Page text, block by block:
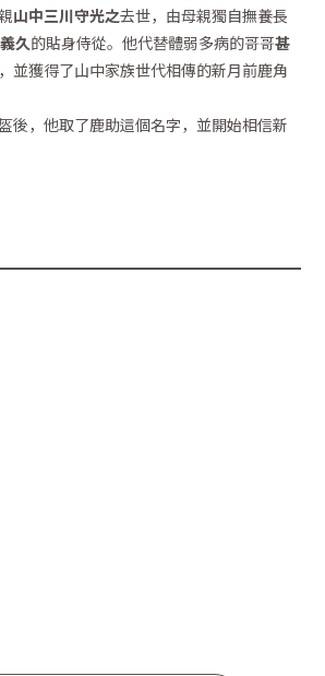
山中三川守光之去世，由母親獨自撫養長
久的貼身侍從。他代替體弱多病的哥哥甚
並獲得了山中家族世代相傳的新月前鹿角
後，他取了鹿助這個名字，並開始相信新